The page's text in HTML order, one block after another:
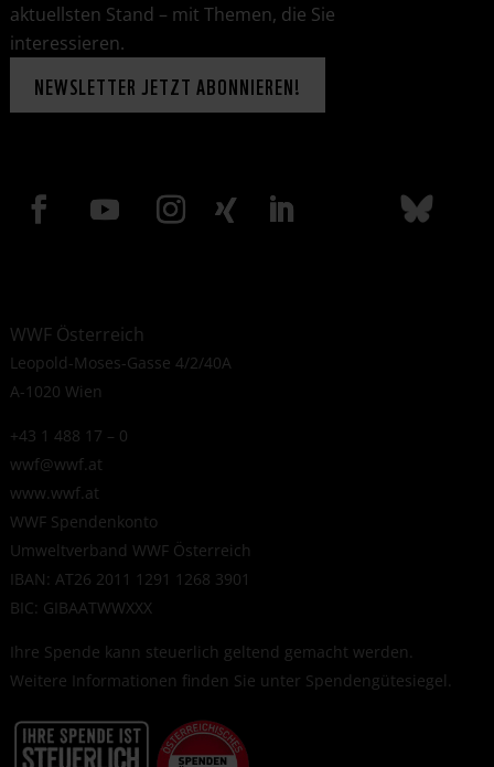
aktuellsten Stand – mit Themen, die Sie
interessieren.
NEWSLETTER JETZT ABONNIEREN!
WWF Österreich
Leopold-Moses-Gasse 4/2/40A
A-1020 Wien
+43 1 488 17 – 0
wwf@wwf.at
www.wwf.at
WWF Spendenkonto
Umweltverband WWF Österreich
IBAN: AT26 2011 1291 1268 3901
BIC: GIBAATWWXXX
Ihre Spende kann steuerlich geltend gemacht werden.
Weitere Informationen finden Sie unter Spendengütesiegel